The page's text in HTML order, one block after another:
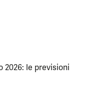
2026: le previsioni